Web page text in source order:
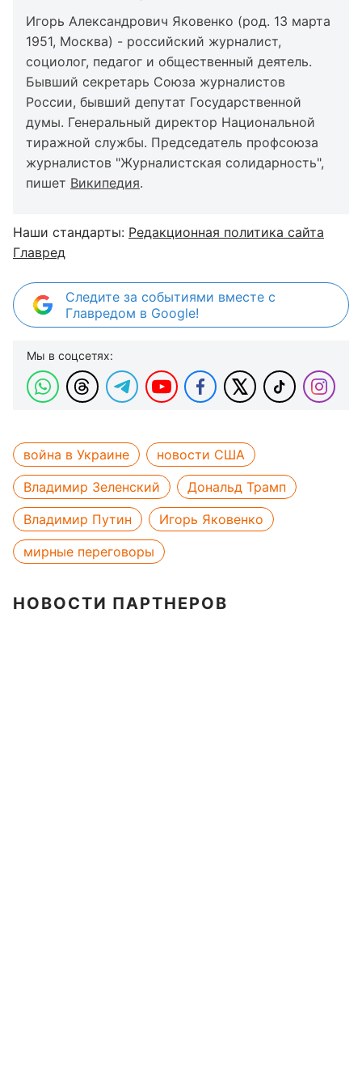
Игорь Александрович Яковенко (род. 13 марта
1951, Москва) - российский журналист,
социолог, педагог и общественный деятель.
Бывший секретарь Союза журналистов
России, бывший депутат Государственной
думы. Генеральный директор Национальной
тиражной службы. Председатель профсоюза
журналистов "Журналистская солидарность",
пишет Википедия.
Наши стандарты: Редакционная политика сайта
Главред
Следите за событиями вместе с
Главредом в Google!
Мы в соцсетях:
война в Украине
новости США
Владимир Зеленский
Дональд Трамп
Владимир Путин
Игорь Яковенко
мирные переговоры
НОВОСТИ ПАРТНЕРОВ